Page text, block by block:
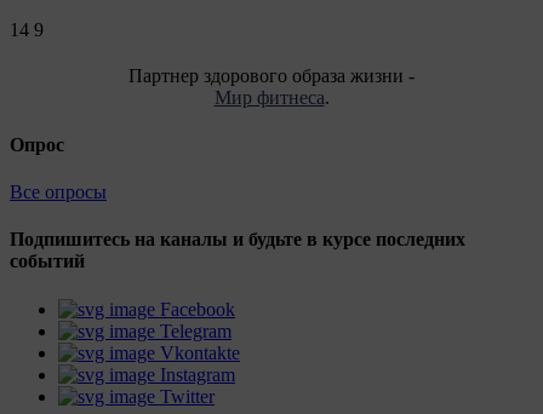
14 9
Партнер здорового образа жизни -
Мир фитнеса.
Опрос
Все опросы
Подпишитесь на каналы и будьте в курсе последних
событий
Facebook
Telegram
Vkontakte
Instagram
Twitter